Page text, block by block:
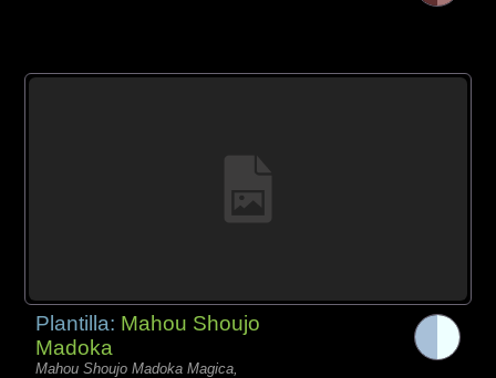
Plantilla: Mahou Shoujo
Madoka
Mahou Shoujo Madoka Magica,